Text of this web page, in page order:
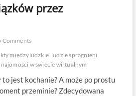
przez
Comments
międzyludzkie ludzie spragnieni
w świecie wirtualnym
jest kochanie? A może po prostu
przeminie? Zdecydowana